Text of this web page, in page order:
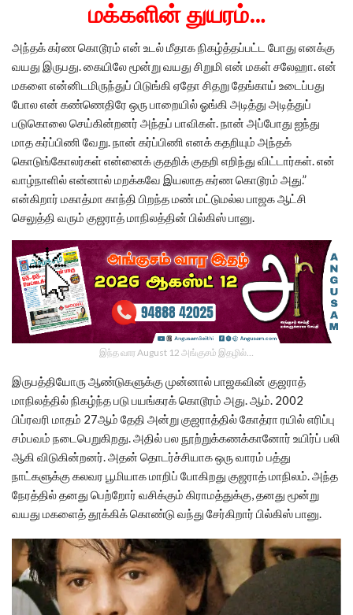
மக்களின் துயரம்…
அந்தக் கர்ண கொடூரம் என் உடல் மீதாக நிகழ்த்தப்பட்ட போது எனக்கு
வயது இருபது. கையிலே மூன்று வயது சிறுமி என் மகள் சலேஹா. என்
மகளை என்னிடமிருந்துப் பிடுங்கி ஏதோ சிதறு தேங்காய் உடைப்பது
போல என் கண்ணெதிரே ஒரு பாறையில் ஓங்கி அடித்து அடித்துப்
படுகொலை செய்கின்றனர் அந்தப் பாவிகள். நான் அப்போது ஐந்து
மாத கர்ப்பிணி வேறு. நான் கர்ப்பிணி எனக் கதறியும் அந்தக்
கொடுங்கோலர்கள் என்னைக் குதறிக் குதறி எறிந்து விட்டார்கள். என்
வாழ்நாளில் என்னால் மறக்கவே இயலாத கர்ண கொடூரம் அது.”
என்கிறார் மகாத்மா காந்தி பிறந்த மண் மட்டுமல்ல பாஜக ஆட்சி
செலுத்தி வரும் குஜராத் மாநிலத்தின் பில்கிஸ் பானு.
இந்த வார August 12 அங்குசம் இதழில்…
இருபத்தியோரு ஆண்டுகளுக்கு முன்னால் பாஜகவின் குஜராத்
மாநிலத்தில் நிகழ்ந்த படு பயங்கரக் கொடூரம் அது. ஆம். 2002
பிப்ரவரி மாதம் 27ஆம் தேதி அன்று குஜராத்தில் கோத்ரா ரயில் எரிப்பு
சம்பவம் நடைபெறுகிறது. அதில் பல நூற்றுக்கணக்கானோர் உயிர்ப் பலி
ஆகி விடுகின்றனர். அதன் தொடர்ச்சியாக ஒரு வாரம் பத்து
நாட்களுக்கு கலவர பூமியாக மாறிப் போகிறது குஜராத் மாநிலம். அந்த
நேரத்தில் தனது பெற்றோர் வசிக்கும் கிராமத்துக்கு, தனது மூன்று
வயது மகளைத் தூக்கிக் கொண்டு வந்து சேர்கிறார் பில்கிஸ் பானு.